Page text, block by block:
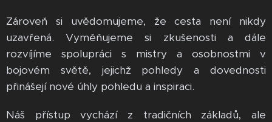
Zároveň si uvědomujeme, že cesta není nikdy
uzavřená. Vyměňujeme si zkušenosti a dále
rozvíjíme spolupráci s mistry a osobnostmi v
bojovém světě, jejichž pohledy a dovednosti
přinášejí nové úhly pohledu a inspiraci.
Náš přístup vychází z tradičních základů, ale